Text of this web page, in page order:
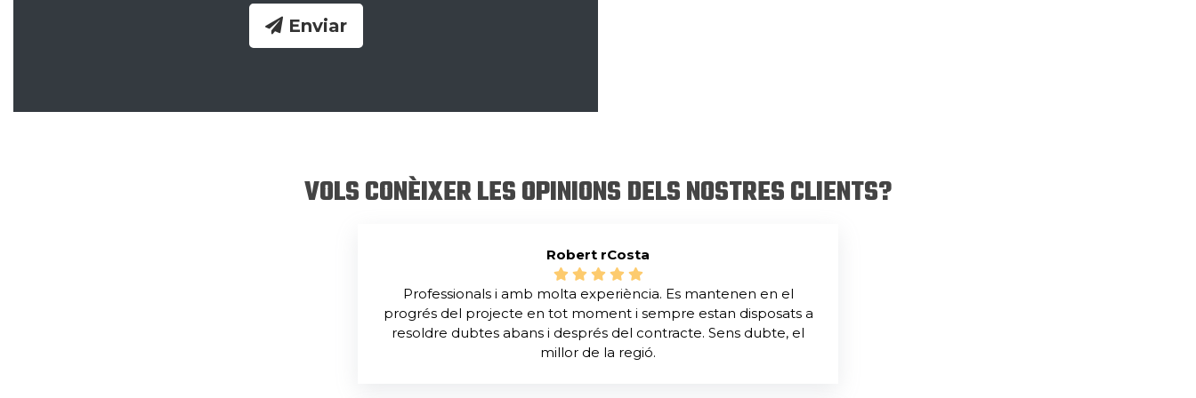
Enviar
VOLS CONÈIXER LES OPINIONS DELS NOSTRES CLIENTS?
Robert rCosta
Professionals i amb molta experiència. Es mantenen en el
progrés del projecte en tot moment i sempre estan disposats a
resoldre dubtes abans i després del contracte. Sens dubte, el
millor de la regió.